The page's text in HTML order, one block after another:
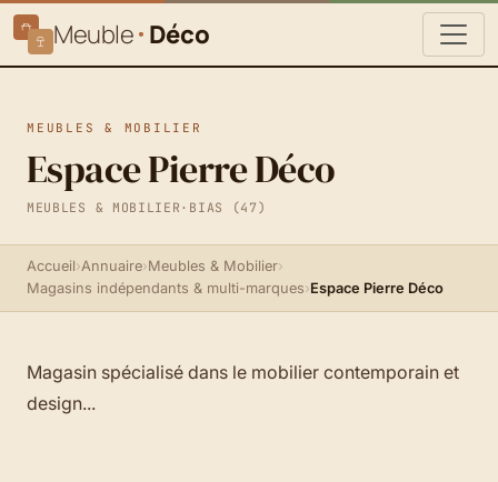
Meuble Déco
MEUBLES & MOBILIER
Espace Pierre Déco
MEUBLES & MOBILIER · BIAS (47)
Accueil›Annuaire›Meubles & Mobilier›
Magasins indépendants & multi-marques›Espace Pierre Déco
Magasin spécialisé dans le mobilier contemporain et
design...